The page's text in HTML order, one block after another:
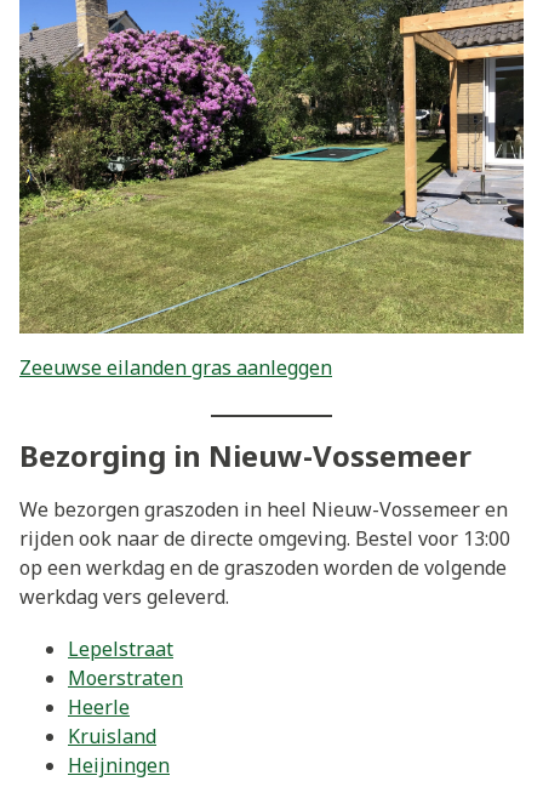
Zeeuwse eilanden gras aanleggen
Bezorging in Nieuw-Vossemeer
We bezorgen graszoden in heel Nieuw-Vossemeer en
rijden ook naar de directe omgeving. Bestel voor 13:00
op een werkdag en de graszoden worden de volgende
werkdag vers geleverd.
Lepelstraat
Moerstraten
Heerle
Kruisland
Heijningen